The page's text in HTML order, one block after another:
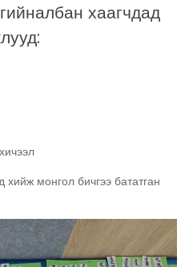
хаагчдад
хийж монгол бичгээ бататган